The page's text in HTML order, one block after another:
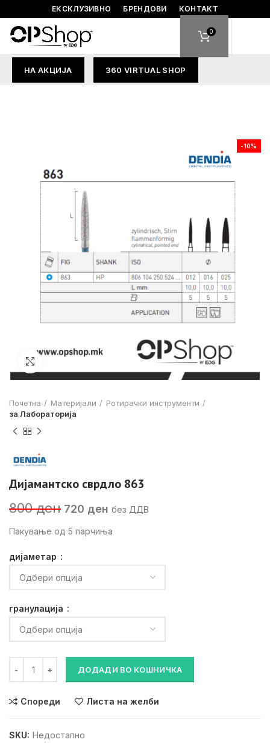
ЕКСКЛУЗИВНО БРЕНДОВИ КОНТАКТ
0
НА АКЦИЈА 360 VIRTUAL SHOP
-10%
Почетна Материјали
Ротирачки инструменти
за Лабораторија
Дијамантско сврдло 863
800ден Original
was:
720 ден Current
is:
без ДДВ
Пакување од 5 парчиња
дијаметар
гранулација
ДОДАДИ ВО КОШНИЧКА
Спореди Листа на желби
SKU: Недостапно